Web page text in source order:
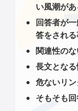
い風潮が
回答者が
答をされ
関連性の
長文とな
危ないリ
そもそも